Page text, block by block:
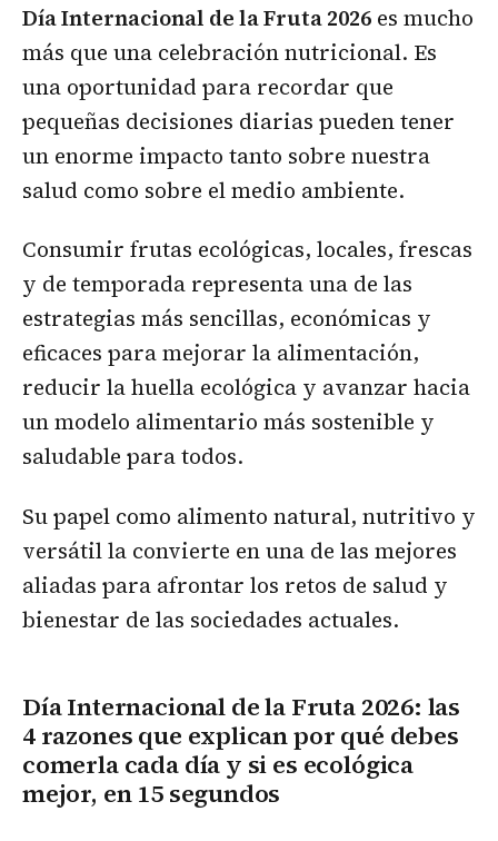
Día Internacional de la Fruta 2026 es mucho
más que una celebración nutricional. Es
una oportunidad para recordar que
pequeñas decisiones diarias pueden tener
un enorme impacto tanto sobre nuestra
salud como sobre el medio ambiente.
Consumir frutas ecológicas, locales, frescas
y de temporada representa una de las
estrategias más sencillas, económicas y
eficaces para mejorar la alimentación,
reducir la huella ecológica y avanzar hacia
un modelo alimentario más sostenible y
saludable para todos.
Su papel como alimento natural, nutritivo y
versátil la convierte en una de las mejores
aliadas para afrontar los retos de salud y
bienestar de las sociedades actuales.
Día Internacional de la Fruta 2026: las
4 razones que explican por qué debes
comerla cada día y si es ecológica
mejor, en 15 segundos